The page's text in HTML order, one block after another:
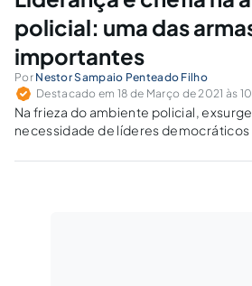
policial: uma das
importantes
Por Nestor Sampaio Penteado Filho
Destacado em 18 de Março de 2021 às
Na frieza do ambiente policial,
necessidade de líderes democráticos